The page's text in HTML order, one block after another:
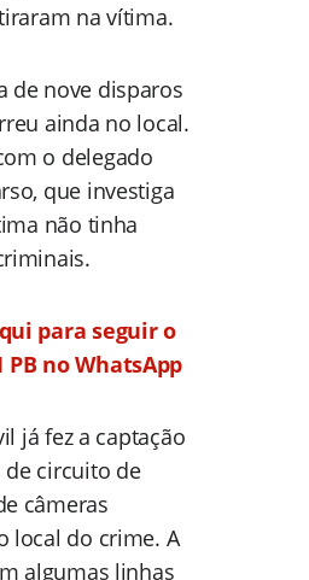
na vítima.
de nove disparos
ainda no local.
o delegado
que investiga
não tinha
para seguir o
PB no WhatsApp
já fez a captação
de circuito de
câmeras
local do crime. A
algumas linhas